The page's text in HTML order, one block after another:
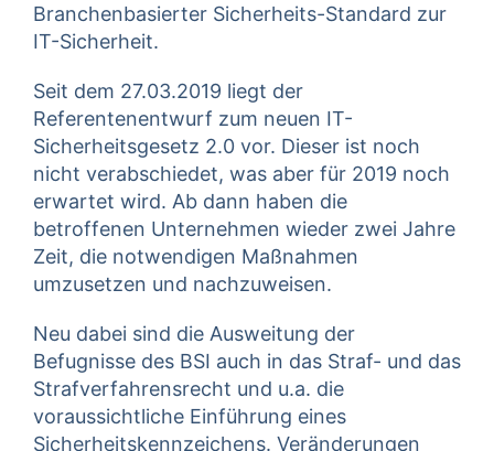
Branchenbasierter Sicherheits-Standard zur
IT-Sicherheit.
Seit dem 27.03.2019 liegt der
Referentenentwurf zum neuen IT-
Sicherheitsgesetz 2.0 vor. Dieser ist noch
nicht verabschiedet, was aber für 2019 noch
erwartet wird. Ab dann haben die
betroffenen Unternehmen wieder zwei Jahre
Zeit, die notwendigen Maßnahmen
umzusetzen und nachzuweisen.
Neu dabei sind die Ausweitung der
Befugnisse des BSI auch in das Straf- und das
Strafverfahrensrecht und u.a. die
voraussichtliche Einführung eines
Sicherheitskennzeichens. Veränderungen